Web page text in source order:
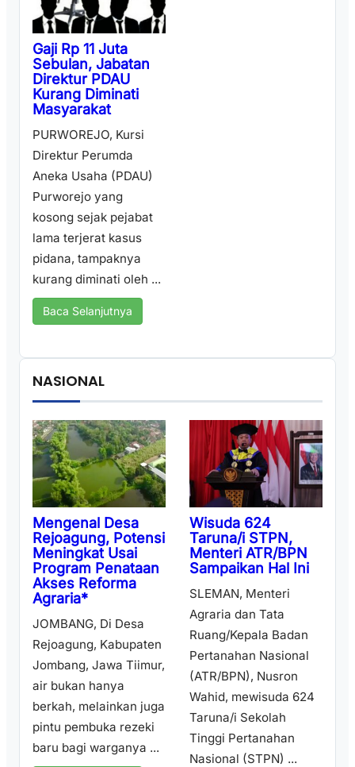
Gaji Rp 11 Juta
Sebulan, Jabatan
Direktur PDAU
Kurang Diminati
Masyarakat
PURWOREJO, Kursi
Direktur Perumda
Aneka Usaha (PDAU)
Purworejo yang
kosong sejak pejabat
lama terjerat kasus
pidana, tampaknya
kurang diminati oleh ...
Baca Selanjutnya
NASIONAL
Mengenal Desa
Rejoagung, Potensi
Meningkat Usai
Program Penataan
Akses Reforma
Agraria*
JOMBANG, Di Desa
Rejoagung, Kabupaten
Jombang, Jawa Tiimur,
air bukan hanya
berkah, melainkan juga
pintu pembuka rezeki
baru bagi warganya ...
Wisuda 624
Taruna/i STPN,
Menteri ATR/BPN
Sampaikan Hal Ini
SLEMAN, Menteri
Agraria dan Tata
Ruang/Kepala Badan
Pertanahan Nasional
(ATR/BPN), Nusron
Wahid, mewisuda 624
Taruna/i Sekolah
Tinggi Pertanahan
Nasional (STPN) ...